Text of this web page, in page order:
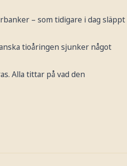
– som tidigare i dag släppt
tioåringen sjunker något
Alla tittar på vad den